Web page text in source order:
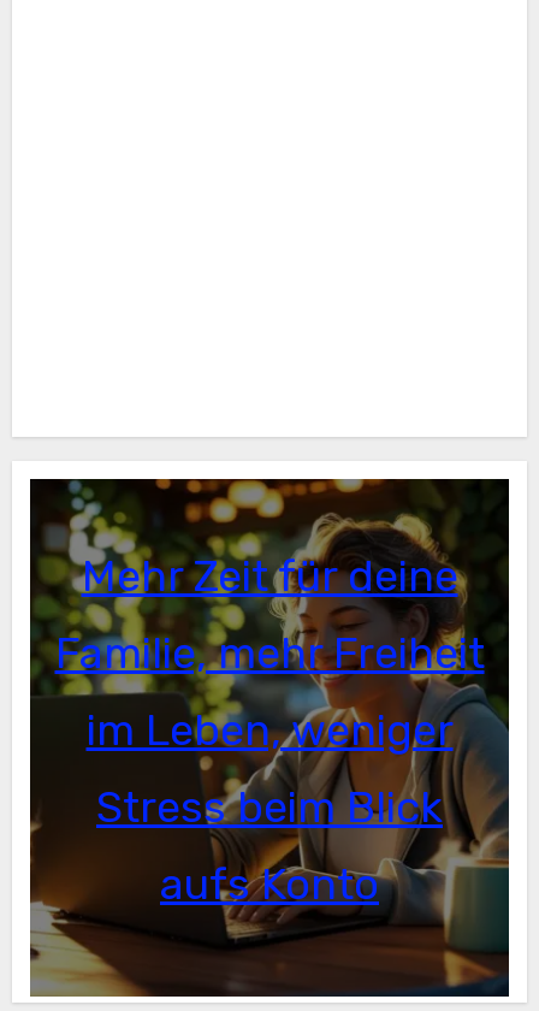
Mehr Zeit für deine
Familie, mehr Freiheit
im Leben, weniger
Stress beim Blick
aufs Konto